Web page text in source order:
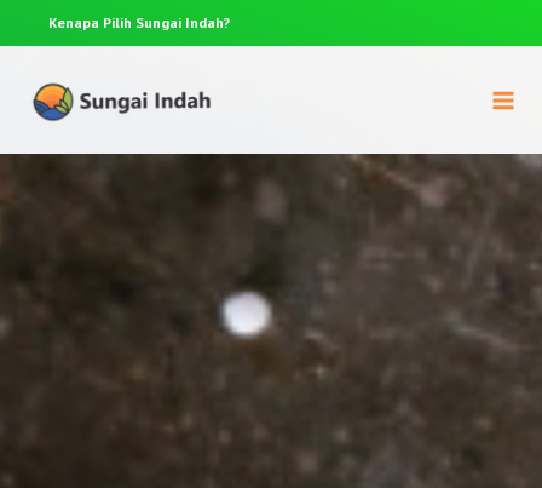
Kenapa Pilih Sungai Indah?